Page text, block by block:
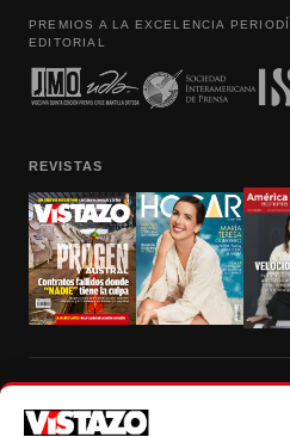
PREMIOS A LA EXCELENCIA
EDITORIAL
REVISTAS
autorización escrita de su titular, de todos